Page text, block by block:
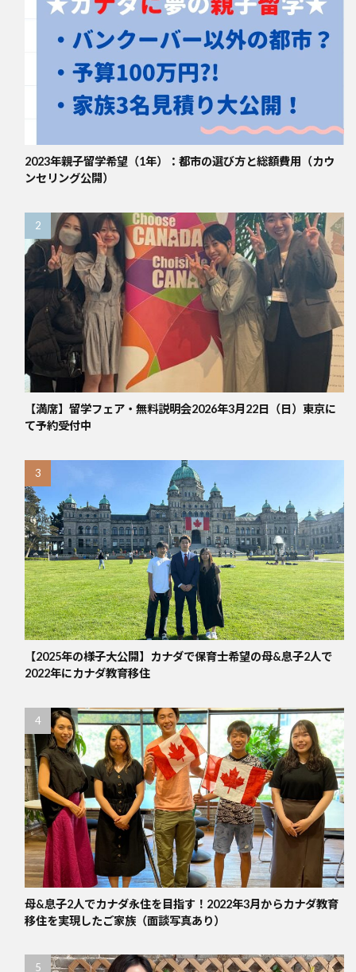
2023年親子留学希望（1年）：都市の選び方と総額費用（カウ
ンセリング公開）
【満席】留学フェア・無料説明会2026年3月22日（日）東京に
て予約受付中
【2025年の様子大公開】カナダで保育士希望の母&息子2人で
2022年にカナダ教育移住
母&息子2人でカナダ永住を目指す！2022年3月からカナダ教育
移住を実現したご家族（面談写真あり）